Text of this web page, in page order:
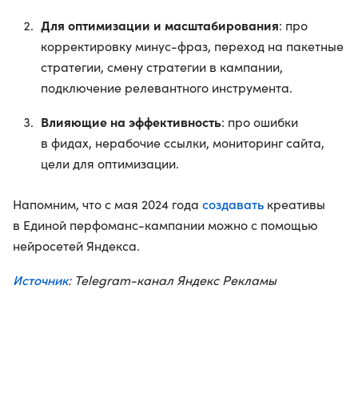
Для оптимизации и масштабирования: про
корректировку минус-фраз, переход на пакетные
стратегии, смену стратегии в кампании,
подключение релевантного инструмента.
Влияющие на эффективность: про ошибки
в фидах, нерабочие ссылки, мониторинг сайта,
цели для оптимизации.
Напомним, что с мая 2024 года создавать креативы
в Единой перфоманс-кампании можно с помощью
нейросетей Яндекса.
Источник: Telegram-канал Яндекс Рекламы